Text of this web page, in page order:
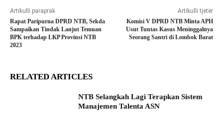
Artikulli paraprak
Rapat Paripurna DPRD NTB, Sekda
Sampaikan Tindak Lanjut Temuan
BPK terhadap LKP Provinsi NTB
2023
Artikulli tjetër
Komisi V DPRD NTB Minta APH
Usut Tuntas Kasus Meninggalnya
Seorang Santri di Lombok Barat
RELATED ARTICLES
NTB Selangkah Lagi Terapkan Sistem
Manajemen Talenta ASN